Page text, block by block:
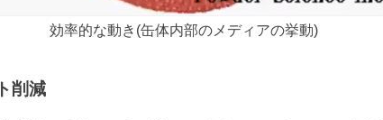
効率的な動き(缶体内部のメディアの挙動)
削減